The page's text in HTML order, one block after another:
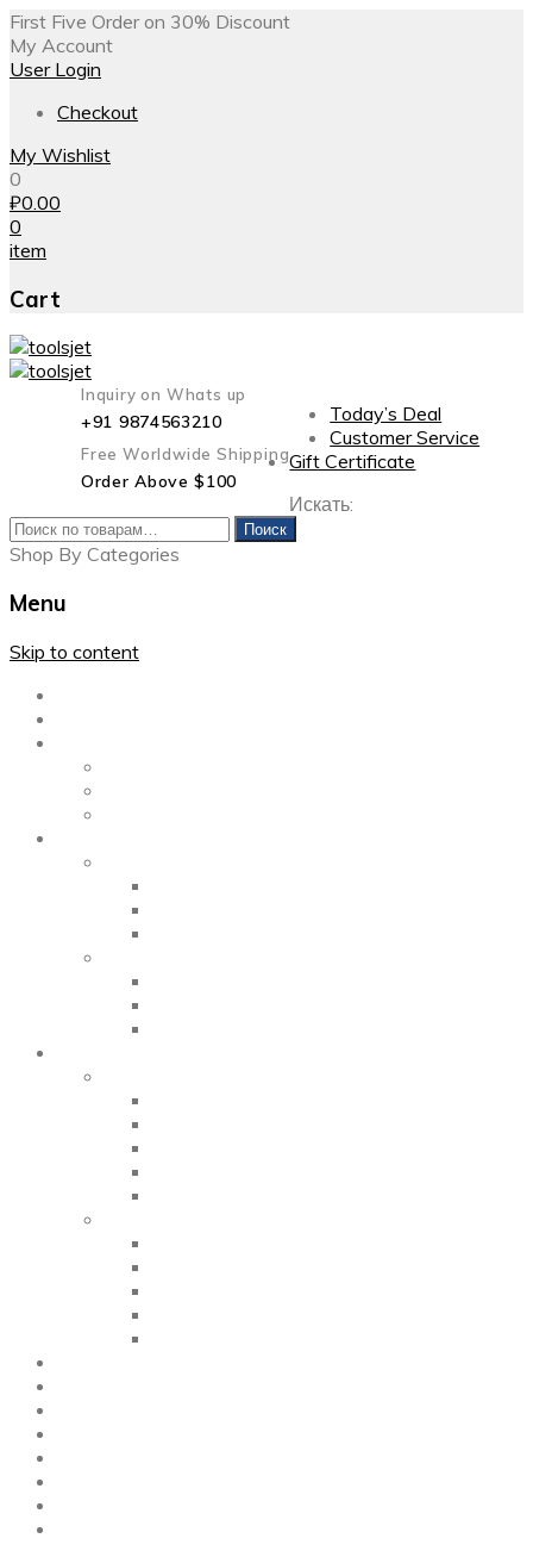
First Five Order on 30% Discount
My Account
User Login
Checkout
My Wishlist
0
₽0.00
0
item
Cart
Inquiry on Whats up
+91 9874563210
Free Worldwide Shipping
Order Above $100
Today’s Deal
Customer Service
Gift Certificate
Искать:
Поиск
Shop By Categories
Menu
Skip to content